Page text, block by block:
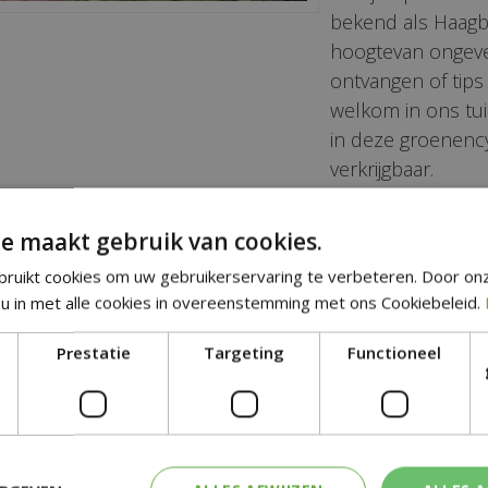
bekend als
hoogtevan
ontvangen of
welkom in ons
in deze
verkrijgbaar.
Carpinus betulus
Familie:
blad:
Vochthoudend
Zwak zuur tot licht
maakt gebruik van cookies.
cookies om uw gebruikerservaring te verbeteren. Door
in met alle cookies in overeenstemming met ons Cookiebeleid.
Prestatie Targeting Functioneel